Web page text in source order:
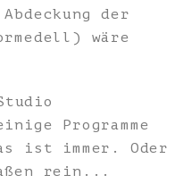
der
wäre
Programme
ist immer. Oder
rein...